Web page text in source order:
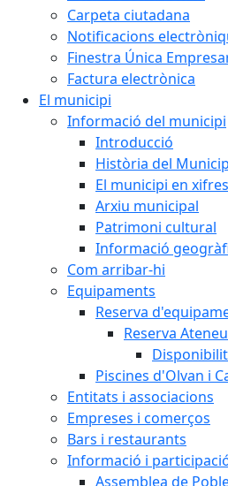
Carpeta ciutadana
Notificacions
Finestra Única
Factura electrònica
El municipi
Informació del municipi
Introducció
Història del
El municipi en xifres
Arxiu municipal
Patrimoni cultural
Informació
Com arribar-hi
Equipaments
Reserva
Reserva
Piscines d'Olvan i
Entitats i associacions
Empreses i comerços
Bars i restaurants
Informació i
Assemblea de